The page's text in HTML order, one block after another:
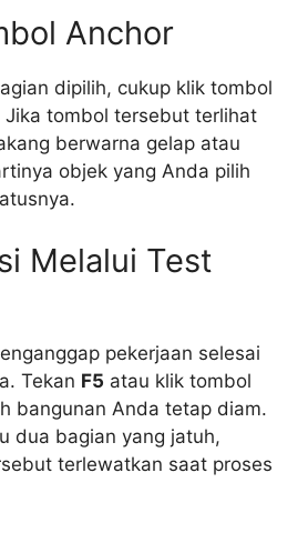
Anchor
dipilih, cukup klik tombol
tombol tersebut terlihat
berwarna gelap atau
objek yang Anda pilih
Melalui Test
pekerjaan selesai
Tekan F5 atau klik tombol
bangunan Anda tetap diam.
dua bagian yang jatuh,
terlewatkan saat proses